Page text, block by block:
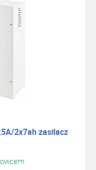
2x7ah zasilacz